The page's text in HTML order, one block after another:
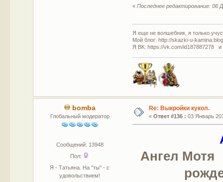
«Последнее редактирование: 06
Я еще не волшебник, я только
Мой блог: http://skazki-u-
Я ВК: https://vk.com/id187887278 и
bomba
Глобальный модератор
Сообщений: 13948
Пол:
Я - Татьяна. На "ты" - с
удовольствием!
Re: Выкройки кукол.
« Ответ #136 : 03 Январь
Ангел Мотя